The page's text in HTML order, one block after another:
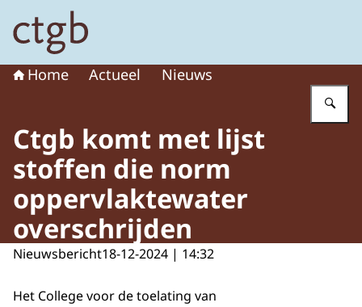
Naar de homepage van College voor de toelating van
Home Actueel Nieuws
Ctgb komt met lijst
stoffen die norm
oppervlaktewater
overschrijden
Nieuwsbericht18-12-2024 | 14:32
Het College voor de toelating van